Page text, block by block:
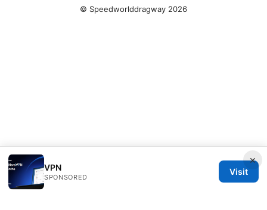
×
VPN
SPONSORED
Visit
© Speedworlddragway 2026